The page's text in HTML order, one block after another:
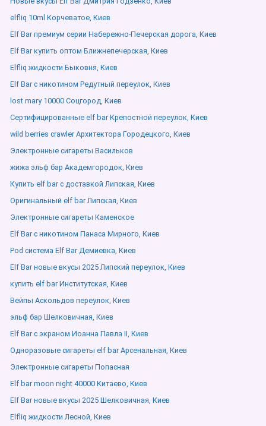
elfliq 10ml Корчеватое, Киев
Elf Bar премиум серии Набережно-Печерская дорога, Киев
Elf Bar купить оптом Ближнепечерская, Киев
Elfliq жидкости Быковня, Киев
Elf Bar с никотином Редутный переулок, Киев
lost mary 10000 Соцгород, Киев
Сертифицированные elf bar Крепостной переулок, Киев
wild berries crawler Архитектора Городецкого, Киев
Электронные сигареты Васильков
жижа эльф бар Академгородок, Киев
Купить elf bar с доставкой Липская, Киев
Оригинальный elf bar Липская, Киев
Электронные сигареты Каменское
Elf Bar с никотином Панаса Мирного, Киев
Pod система Elf Bar Демиевка, Киев
Elf Bar новые вкусы 2025 Липский переулок, Киев
купить elf bar Институтская, Киев
Вейпы Аскольдов переулок, Киев
эльф бар Шелковичная, Киев
Elf Bar с экраном Иоанна Павла ІІ, Киев
Одноразовые сигареты elf bar Арсенальная, Киев
Электронные сигареты Попасная
Elf bar moon night 40000 Китаево, Киев
Elf Bar новые вкусы 2025 Шелковичная, Киев
Elfliq жидкости Лесной, Киев